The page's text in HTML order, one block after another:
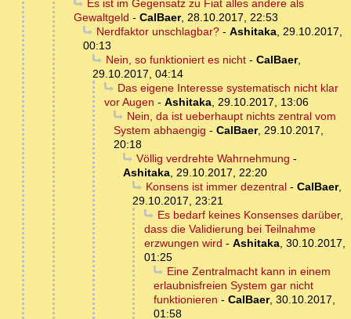
Es ist im Gegensatz zu Fiat alles andere als
Gewaltgeld - CalBaer, 28.10.2017, 22:53
Nerdfaktor unschlagbar?- Ashitaka, 29.10.2017,
00:13
Nein, so funktioniert es nicht- CalBaer,
29.10.2017, 04:14
Das eigene Interesse systematisch nicht klar
vor Augen - Ashitaka, 29.10.2017, 13:06
Nein, da ist ueberhaupt nichts zentral vom
System abhaengig - CalBaer, 29.10.2017,
20:18
Völlig verdrehte Wahrnehmung -
Ashitaka, 29.10.2017, 22:20
Konsens ist immer dezentral- CalBaer,
29.10.2017, 23:21
Es bedarf keines Konsenses darüber,
dass die Validierung bei Teilnahme
erzwungen wird - Ashitaka, 30.10.2017,
01:25
Eine Zentralmacht kann in einem
erlaubnisfreien System gar nicht
funktionieren - CalBaer, 30.10.2017,
01:58